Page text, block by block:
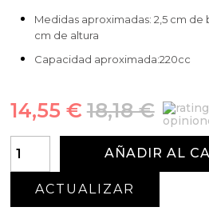
Medidas aproximadas: 2,5 cm de
cm de altura
Capacidad aproximada:220cc
18,18 €
14,55 €
AÑADIR AL